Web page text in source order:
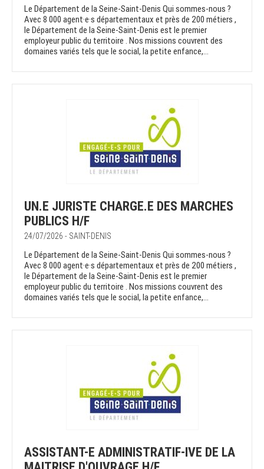
Le Département de la Seine-Saint-Denis Qui sommes-nous ?
Avec 8 000 agent·e·s départementaux et près de 200 métiers ,
le Département de la Seine-Saint-Denis est le premier
employeur public du territoire . Nos missions couvrent des
domaines variés tels que le social, la petite enfance,...
UN.E JURISTE CHARGE.E DES MARCHES
PUBLICS H/F
24/07/2026 - SAINT-DENIS
Le Département de la Seine-Saint-Denis Qui sommes-nous ?
Avec 8 000 agent·e·s départementaux et près de 200 métiers ,
le Département de la Seine-Saint-Denis est le premier
employeur public du territoire . Nos missions couvrent des
domaines variés tels que le social, la petite enfance,...
ASSISTANT-E ADMINISTRATIF-IVE DE LA